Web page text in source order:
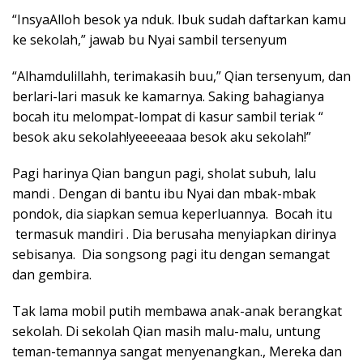
“InsyaAlloh besok ya nduk. Ibuk sudah daftarkan kamu
ke sekolah,” jawab bu Nyai sambil tersenyum
“Alhamdulillahh, terimakasih buu,” Qian tersenyum, dan
berlari-lari masuk ke kamarnya. Saking bahagianya
bocah itu melompat-lompat di kasur sambil teriak “
besok aku sekolah!yeeeeaaa besok aku sekolah!”
Pagi harinya Qian bangun pagi, sholat subuh, lalu
mandi . Dengan di bantu ibu Nyai dan mbak-mbak
pondok, dia siapkan semua keperluannya. Bocah itu
termasuk mandiri . Dia berusaha menyiapkan dirinya
sebisanya. Dia songsong pagi itu dengan semangat
dan gembira.
Tak lama mobil putih membawa anak-anak berangkat
sekolah. Di sekolah Qian masih malu-malu, untung
teman-temannya sangat menyenangkan., Mereka dan